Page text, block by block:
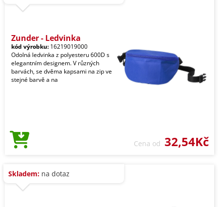
Zunder - Ledvinka
kód výrobku: 16219019000
Odolná ledvinka z polyesteru 600D s
elegantním designem. V různých
barvách, se dvěma kapsami na zip ve
stejné barvě a na
Cena od 32,54Kč
Skladem: na dotaz